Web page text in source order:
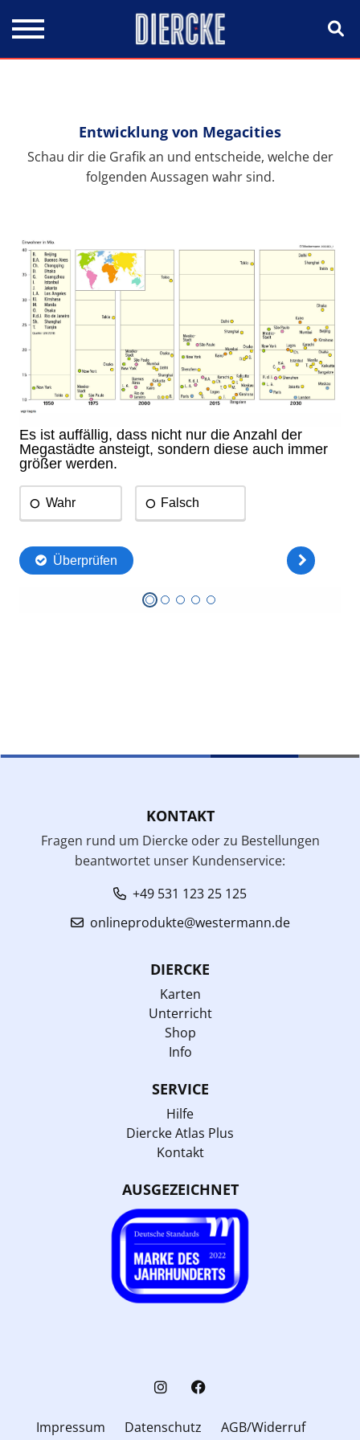
Entwicklung von Megacities
Schau dir die Grafik an und entscheide, welche der
folgenden Aussagen wahr sind.
KONTAKT
Fragen rund um Diercke oder zu Bestellungen
beantwortet unser Kundenservice:
+49 531 123 25 125
onlineprodukte@westermann.de
DIERCKE
Karten
Unterricht
Shop
Info
SERVICE
Hilfe
Diercke Atlas Plus
Kontakt
AUSGEZEICHNET
Impressum Datenschutz
AGB/Widerruf